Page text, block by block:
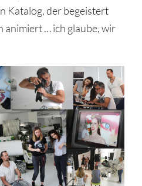
Katalog, der begeistert
… ich glaube, wir